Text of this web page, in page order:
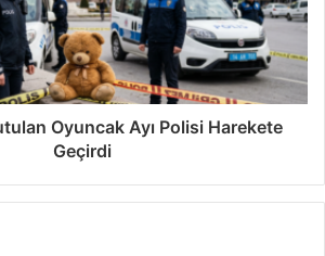
Oyuncak Ayı Polisi Harekete
Geçirdi